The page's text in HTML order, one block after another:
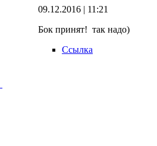
09.12.2016 | 11:21
Бок принят! так надо)
Ссылка